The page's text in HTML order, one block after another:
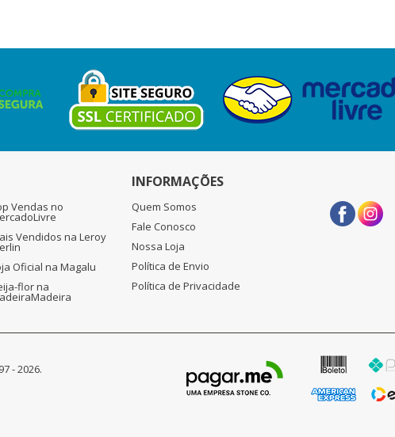
Vendas no
Vendidos na Leroy
Oficial na Magalu
flor na
INFORMAÇÕES
Quem Somos
Fale Conosco
Nossa Loja
Política de Envio
Política de Privacidade
- 2026.